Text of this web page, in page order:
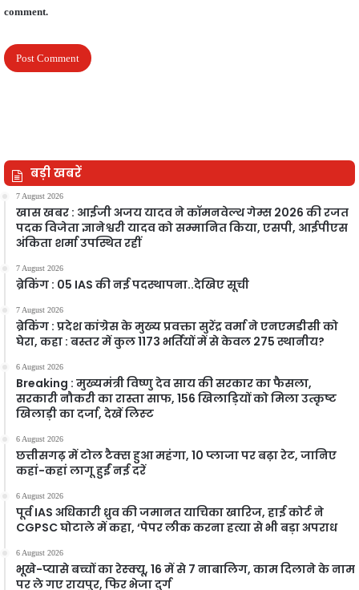
comment.
बड़ी खबरें
7 August 2026
खास खबर : आईजी अजय यादव ने कॉमनवेल्थ गेम्स 2026 की रजत
पदक विजेता ज्ञानेश्वरी यादव को सम्मानित किया, एसपी, आईपीएस
अंकिता शर्मा उपस्थित रहीं
7 August 2026
ब्रेकिंग : 05 IAS की नई पदस्थापना..देखिए सूची
7 August 2026
ब्रेकिंग : प्रदेश कांग्रेस के मुख्य प्रवक्ता सुरेंद्र वर्मा ने एनएमडीसी को
घेरा, कहा : बस्तर में कुल 1173 भर्तियों में से केवल 275 स्थानीय?
6 August 2026
Breaking : मुख्यमंत्री विष्णु देव साय की सरकार का फैसला,
सरकारी नौकरी का रास्ता साफ, 156 खिलाड़ियों को मिला उत्कृष्ट
खिलाड़ी का दर्जा, देखें लिस्‍ट
6 August 2026
छत्तीसगढ़ में टोल टैक्स हुआ महंगा, 10 प्लाजा पर बढ़ा रेट, जानिए
कहां-कहां लागू हुईं नई दरें
6 August 2026
पूर्व IAS अधिकारी ध्रुव की जमानत याचिका खारिज, हाई कोर्ट ने
CGPSC घोटाले में कहा, ‘पेपर लीक करना हत्या से भी बड़ा अपराध
6 August 2026
भूखे-प्यासे बच्चों का रेस्क्यू, 16 में से 7 नाबालिग, काम दिलाने के नाम
पर ले गए रायपुर, फिर भेजा दुर्ग